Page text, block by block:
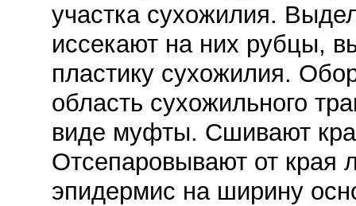
участка сухожилия.
иссекают на них рубцы,
пластику сухожилия.
область сухожильного
виде муфты. Сшивают
Отсепаровывают от края
эпидермис на ширину